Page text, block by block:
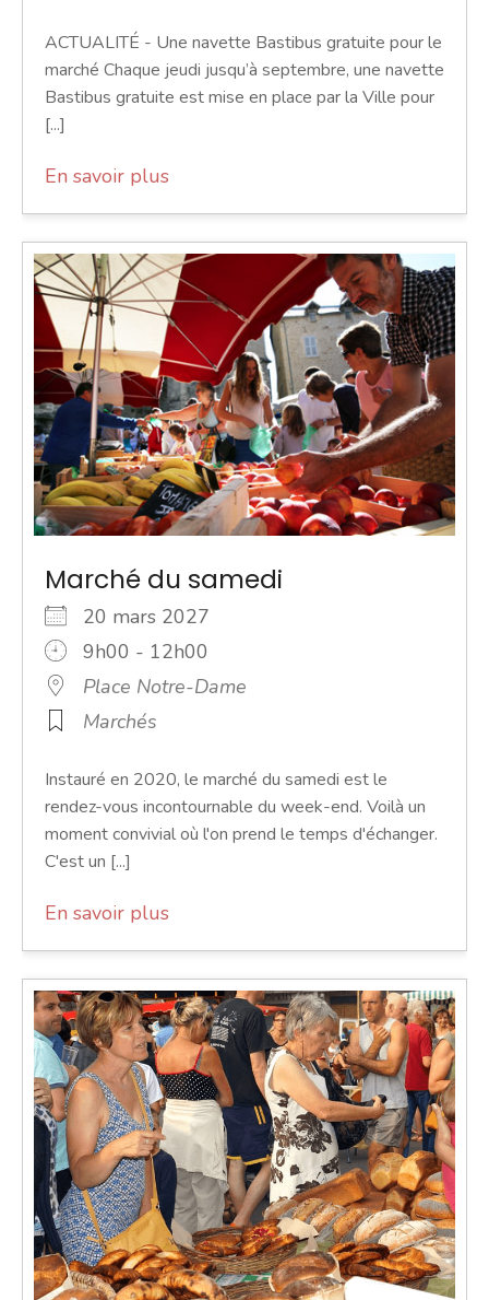
ACTUALITÉ - Une navette Bastibus gratuite pour le
marché Chaque jeudi jusqu’à septembre, une navette
Bastibus gratuite est mise en place par la Ville pour
[...]
En savoir plus
Marché du samedi
20 mars 2027
9h00 - 12h00
Place Notre-Dame
Marchés
Instauré en 2020, le marché du samedi est le
rendez-vous incontournable du week-end. Voilà un
moment convivial où l'on prend le temps d'échanger.
C'est un [...]
En savoir plus